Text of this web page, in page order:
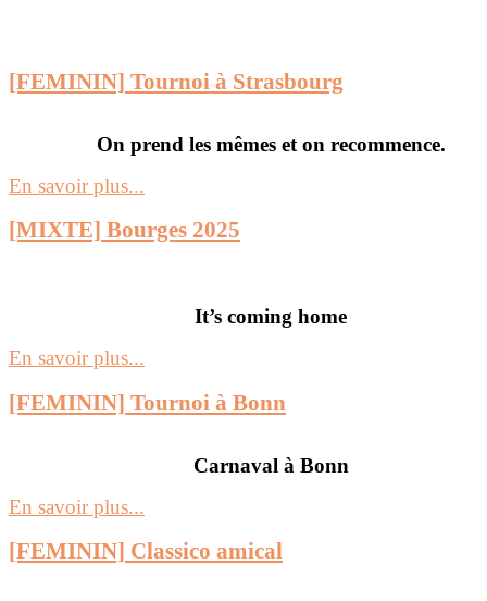
[FEMININ] Tournoi à Strasbourg
On prend les mêmes et on recommence.
En savoir plus...
[MIXTE] Bourges 2025
It’s coming home
En savoir plus...
[FEMININ] Tournoi à Bonn
Carnaval à Bonn
En savoir plus...
[FEMININ] Classico amical